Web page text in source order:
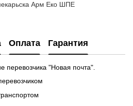
Арм Еко ШПЕ
Оплата Гарантия
перевозчика "Новая почта".